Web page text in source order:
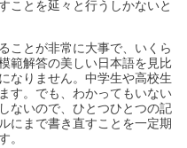
ことを延々と行うしかないと
ことが非常に大事で、いくら
範解答の美しい日本語を見比
なりません。中学生や高校生
す。でも、わかってもいない
ないので、ひとつひとつの記
にまで書き直すことを一定期
。